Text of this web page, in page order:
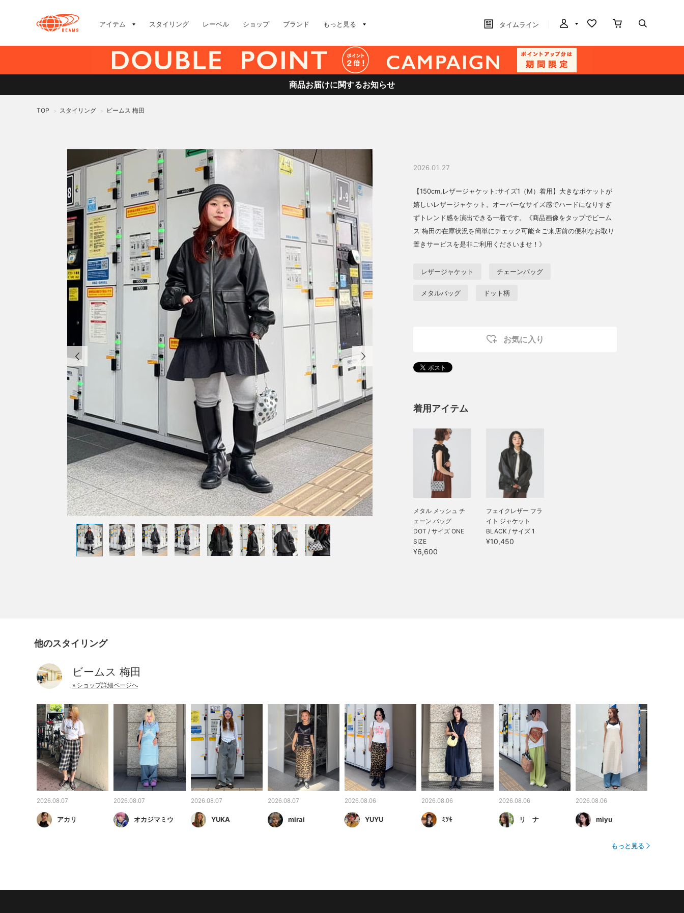
アイテム スタイリング レーベル ショップ ブランド もっと見る タイムライン
商品お届けに関するお知らせ
TOP > スタイリング > ビームス 梅田
2026.01.27
【150cm,レザージャケット:サイズ1（M）着用】大きなポケットが
嬉しいレザージャケット。オーバーなサイズ感でハードになりすぎ
ずトレンド感を演出できる一着です。《商品画像をタップでビーム
ス 梅田の在庫状況を簡単にチェック可能☆ご来店前の便利なお取り
置きサービスを是非ご利用くださいませ！》
レザージャケット チェーンバッグ
メタルバッグ ドット柄
お気に入り
着用アイテム
メタル メッシュ チ
ェーン バッグ
DOT / サイズ ONE
SIZE
¥6,600
フェイクレザー フラ
イト ジャケット
BLACK / サイズ 1
¥10,450
他のスタイリング
ビームス 梅田
» ショップ詳細ページへ
2026.08.07
アカリ
2026.08.07
オカジマミウ
2026.08.07
YUKA
2026.08.07
mirai
2026.08.06
YUYU
2026.08.06
ﾐﾂｷ
2026.08.06
リ ナ
2026.08.06
miyu
もっと見る